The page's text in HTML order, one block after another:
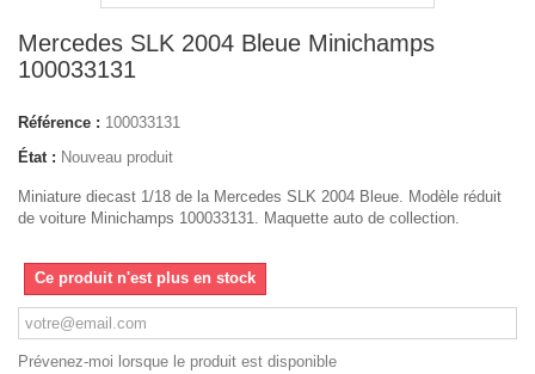
Mercedes SLK 2004 Bleue Minichamps
100033131
Référence : 100033131
État : Nouveau produit
Miniature diecast 1/18 de la Mercedes SLK 2004 Bleue. Modèle réduit
de voiture Minichamps 100033131. Maquette auto de collection.
Ce produit n'est plus en stock
Prévenez-moi lorsque le produit est disponible